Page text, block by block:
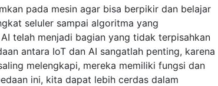
pada mesin agar bisa berpikir dan belajar
seluler sampai algoritma yang
telah menjadi bagian yang tidak terpisahkan
antara IoT dan AI sangatlah penting, karena
melengkapi, mereka memiliki fungsi dan
ini, kita dapat lebih cerdas dalam